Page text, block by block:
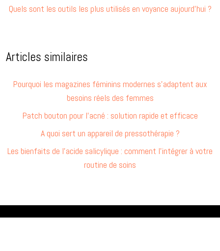
Quels sont les outils les plus utilisés en voyance aujourd’hui ?
Articles similaires
Pourquoi les magazines féminins modernes s’adaptent aux
besoins réels des femmes
Patch bouton pour l’acné : solution rapide et efficace
A quoi sert un appareil de pressothérapie ?
Les bienfaits de l’acide salicylique : comment l’intégrer à votre
routine de soins
Rituel et routine beauté.